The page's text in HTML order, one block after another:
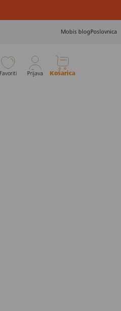
Mobis blog Poslovnica
Favoriti Prijava Košarica